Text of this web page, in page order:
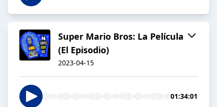
Super Mario Bros: La Película
(El Episodio)
2023-04-15
01:34:01